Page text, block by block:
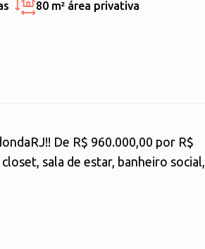
80 m² área privativa
De R$ 960.000,00 por R$
sala de estar, banheiro social,